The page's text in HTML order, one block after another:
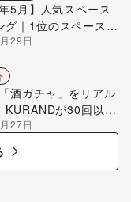
5月】人気スペース
グ｜1位のスペースを
解説
29日
酒ガチャ」をリアル
KURANDが30回以上
ップ出店で届け
お酒との出会い”
27日